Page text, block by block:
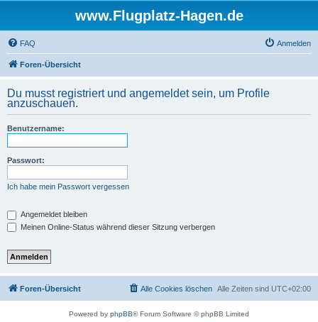
www.Flugplatz-Hagen.de
FAQ Anmelden
Foren-Übersicht
Du musst registriert und angemeldet sein, um Profile
anzuschauen.
Benutzername:
Passwort:
Ich habe mein Passwort vergessen
Angemeldet bleiben
Meinen Online-Status während dieser Sitzung verbergen
Foren-Übersicht Alle Zeiten sind UTC+02:00
Alle Cookies löschen
Powered by phpBB® Forum Software © phpBB Limited